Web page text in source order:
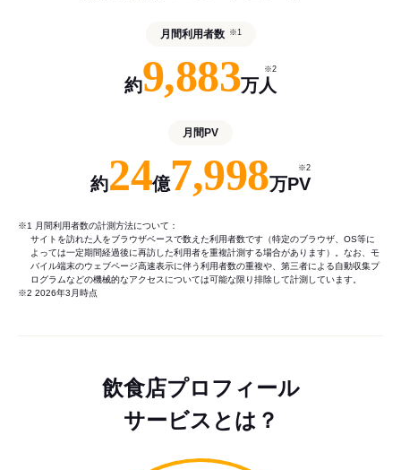
月間利用者数 ※1
約9,883万人
※2
月間PV
約24億7,998万PV
※2
※1 月間利用者数の計測方法について：
サイトを訪れた人をブラウザベースで数えた利用者数です（特定のブラウザ、OS等に
よっては一定期間経過後に再訪した利用者を重複計測する場合があります）。なお、モ
バイル端末のウェブページ高速表示に伴う利用者数の重複や、第三者による自動収集プ
ログラムなどの機械的なアクセスについては可能な限り排除して計測しています。
※2 2026年3月時点
飲食店プロフィール
サービスとは？